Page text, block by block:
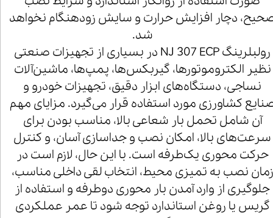
دچار افزایش حرارت و سایش زودهنگام نخواهد
شد.
رولبلرینگ NJ 307 ECP در بسیاری از تجهیزات صنعتی
نظیر الکتروموتورها، گیربکس‌ها، پمپ‌ها، ماشین‌آلات
نساجی، دستگاه‌های ابزار دقیق، تجهیزات خودرو و
کشاورزی مورد استفاده قرار می‌گیرد. مزایای مهم
آن شامل تحمل بار شعاعی بالا، مناسب بودن برای
سرعت‌های بالا، امکان نصب و جداسازی آسان، و کنترل
حرکت محوری یک‌طرفه است. با این حال، لازم است در
زمان نصب به تمیزی محیط، انتخاب لقی داخلی مناسب،
جلوگیری از وارد آمدن بار محوری دوطرفه و استفاده از
گریس یا روغن استاندارد توجه شود تا عمر عملکردی